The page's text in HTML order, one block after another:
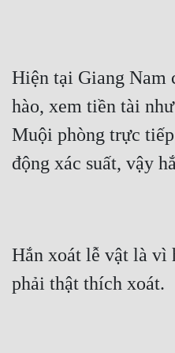
Hiện tại Giang Nam
hào, xem tiền tài
Muội phòng trực
động xác suất, vậy
Hắn xoát lễ vật là vì
phải thật thích xoát.